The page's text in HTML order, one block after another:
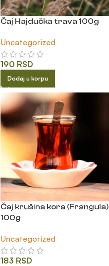
Čaj Hajdučka trava 100g
Uncategorized
190 RSD
Dodaj u korpu
Čaj krušina kora (Frangula)
100g
Uncategorized
183 RSD